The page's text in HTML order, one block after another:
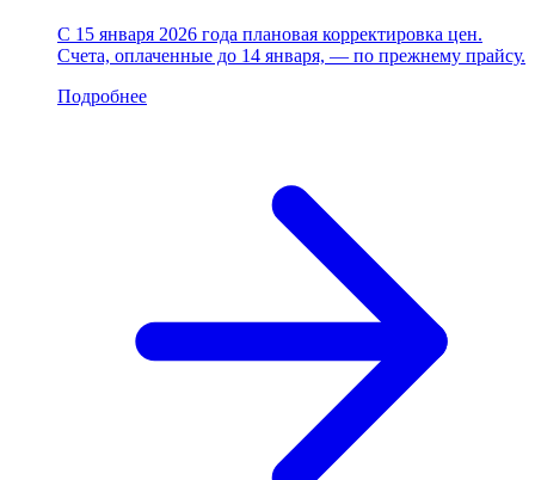
С 15 января 2026 года плановая корректировка цен.
Счета, оплаченные до 14 января, — по прежнему прайсу.
Подробнее